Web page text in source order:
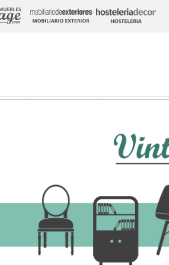
y Roble Albar 28,6 x 110 x 152,5 cm